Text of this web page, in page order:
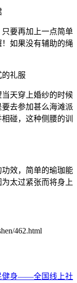
要再加上一点简单
如果没有辅助的绳
礼服
天穿上婚纱的时候
去参加甚么海滩派
碰，这种侧腰的训
效，简单的瑜珈能
太过紧张而将身上
462.html
健身——全国线上社